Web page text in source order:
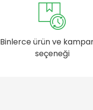
Binlerce ürün ve
seçeneği